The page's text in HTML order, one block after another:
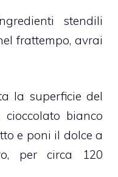
stendili
frattempo, avrai
la superficie del
bianco
e poni il dolce a
per circa 120